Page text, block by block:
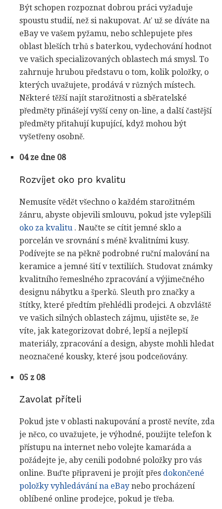
Být schopen rozpoznat dobrou práci vyžaduje
spoustu studií, než si nakupovat. Ať už se díváte na
eBay ve vašem pyžamu, nebo schlepujete přes
oblast bleších trhů s baterkou, vydechování hodnot
ve vašich specializovaných oblastech má smysl. To
zahrnuje hrubou představu o tom, kolik položky, o
kterých uvažujete, prodává v různých místech.
Některé těžší najít starožitnosti a sběratelské
předměty přinášejí vyšší ceny on-line, a další častější
předměty přitahují kupující, když mohou být
vyšetřeny osobně.
04 ze dne 08
Rozvíjet oko pro kvalitu
Nemusíte vědět všechno o každém starožitném
žánru, abyste objevili smlouvu, pokud jste vylepšili
oko za kvalitu . Naučte se cítit jemné sklo a
porcelán ve srovnání s méně kvalitními kusy.
Podívejte se na pěkně podrobné ruční malování na
keramice a jemné šití v textiliích. Studovat známky
kvalitního řemeslného zpracování a výjimečného
designu nábytku a šperků. Sleuth pro značky a
štítky, které předtím přehlédli prodejci. A obzvláště
ve vašich silných oblastech zájmu, ujistěte se, že
víte, jak kategorizovat dobré, lepší a nejlepší
materiály, zpracování a design, abyste mohli hledat
neoznačené kousky, které jsou podceňovány.
05 z 08
Zavolat příteli
Pokud jste v oblasti nakupování a prostě nevíte, zda
je něco, co uvažujete, je výhodné, použijte telefon k
přístupu na internet nebo volejte kamaráda a
požádejte je, aby cenili podobné položky pro vás
online. Buďte připraveni je projít přes dokončené
položky vyhledávání na eBay nebo procházení
oblíbené online prodejce, pokud je třeba.